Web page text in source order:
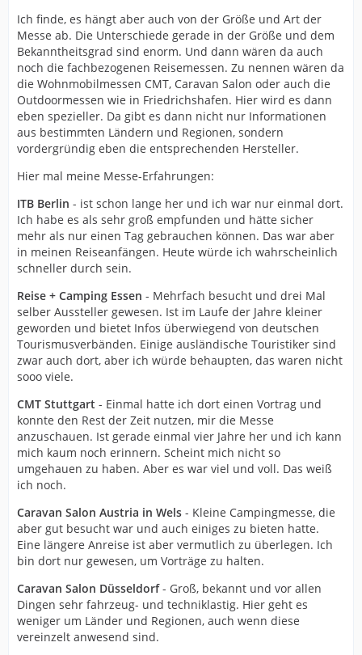
Ich finde, es hängt aber auch von der Größe und Art der
Messe ab. Die Unterschiede gerade in der Größe und dem
Bekanntheitsgrad sind enorm. Und dann wären da auch
noch die fachbezogenen Reisemessen. Zu nennen wären da
die Wohnmobilmessen CMT, Caravan Salon oder auch die
Outdoormessen wie in Friedrichshafen. Hier wird es dann
eben spezieller. Da gibt es dann nicht nur Informationen
aus bestimmten Ländern und Regionen, sondern
vordergründig eben die entsprechenden Hersteller.
Hier mal meine Messe-Erfahrungen:
ITB Berlin - ist schon lange her und ich war nur einmal dort.
Ich habe es als sehr groß empfunden und hätte sicher
mehr als nur einen Tag gebrauchen können. Das war aber
in meinen Reiseanfängen. Heute würde ich wahrscheinlich
schneller durch sein.
Reise + Camping Essen - Mehrfach besucht und drei Mal
selber Aussteller gewesen. Ist im Laufe der Jahre kleiner
geworden und bietet Infos überwiegend von deutschen
Tourismusverbänden. Einige ausländische Touristiker sind
zwar auch dort, aber ich würde behaupten, das waren nicht
sooo viele.
CMT Stuttgart - Einmal hatte ich dort einen Vortrag und
konnte den Rest der Zeit nutzen, mir die Messe
anzuschauen. Ist gerade einmal vier Jahre her und ich kann
mich kaum noch erinnern. Scheint mich nicht so
umgehauen zu haben. Aber es war viel und voll. Das weiß
ich noch.
Caravan Salon Austria in Wels - Kleine Campingmesse, die
aber gut besucht war und auch einiges zu bieten hatte.
Eine längere Anreise ist aber vermutlich zu überlegen. Ich
bin dort nur gewesen, um Vorträge zu halten.
Caravan Salon Düsseldorf- Groß, bekannt und vor allen
Dingen sehr fahrzeug- und techniklastig. Hier geht es
weniger um Länder und Regionen, auch wenn diese
vereinzelt anwesend sind.